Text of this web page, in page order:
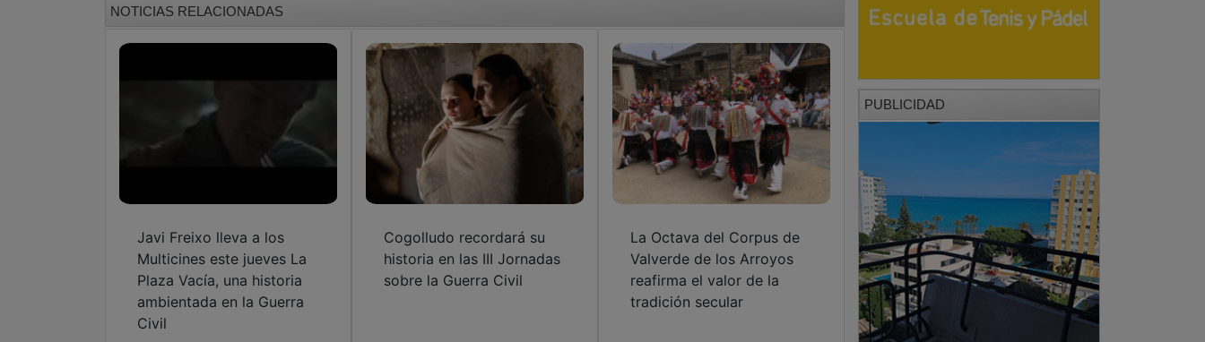
NOTICIAS RELACIONADAS
Javi Freixo lleva a los
Multicines este jueves La
Plaza Vacía, una historia
ambientada en la Guerra
Civil
Cogolludo recordará su
historia en las III Jornadas
sobre la Guerra Civil
La Octava del Corpus de
Valverde de los Arroyos
reafirma el valor de la
tradición secular
PUBLICIDAD